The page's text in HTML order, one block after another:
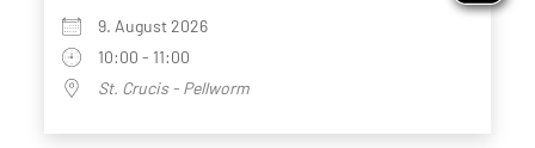
9. August 2026
10:00 - 11:00
St. Crucis - Pellworm